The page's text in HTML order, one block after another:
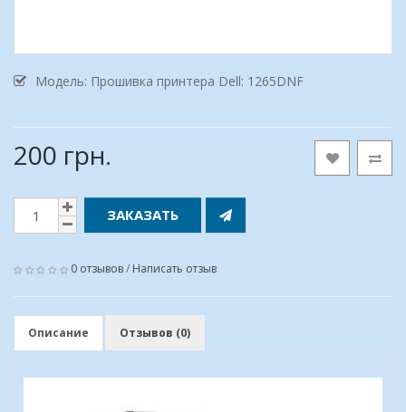
Модель: Прошивка принтера Dell: 1265DNF
200 грн.
ЗАКАЗАТЬ
0 отзывов/ Написать отзыв
Описание Отзывов (0)